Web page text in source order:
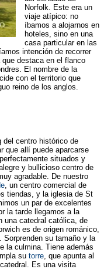
Norfolk. Este era un
viaje atípico: no
íbamos a alojarnos en
hoteles, sino en una
casa particular en las
intención de recorrer
que destaca en el flanco
El nombre de la
con el territorio que
reino de los anglos.
del centro histórico de
que allí puede aparcarse
situados y
y bullicioso centro de
agradable. De nuestro
, un centro comercial de
tiendas, y la iglesia de St
un par de excelentes
la tarde llegamos a la
una catedral católica, de
es de origen románico,
Sorprenden su tamaño y la
la culmina. Tiene además
su torre, que apunta al
Es una visita